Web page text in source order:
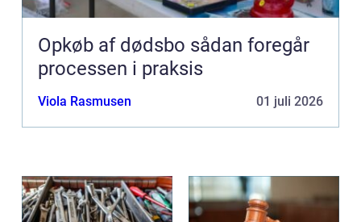
Opkøb af dødsbo sådan foregår
processen i praksis
Viola Rasmusen 01 juli 2026